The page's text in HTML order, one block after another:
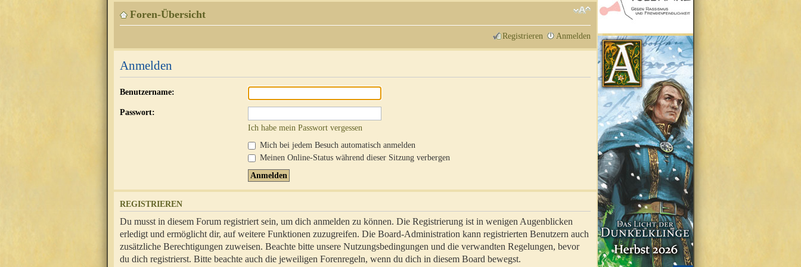
Foren-Übersicht
Registrieren Anmelden
Anmelden
Benutzername:
Passwort:
Ich habe mein Passwort vergessen
Mich bei jedem Besuch automatisch anmelden
Meinen Online-Status während dieser Sitzung verbergen
REGISTRIEREN
Du musst in diesem Forum registriert sein, um dich anmelden zu können. Die Registrierung ist in wenigen Augenblicken
erledigt und ermöglicht dir, auf weitere Funktionen zuzugreifen. Die Board-Administration kann registrierten Benutzern auch
zusätzliche Berechtigungen zuweisen. Beachte bitte unsere Nutzungsbedingungen und die verwandten Regelungen, bevor
du dich registrierst. Bitte beachte auch die jeweiligen Forenregeln, wenn du dich in diesem Board bewegst.